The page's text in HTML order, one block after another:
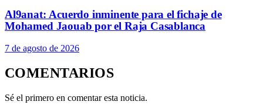
Al9anat: Acuerdo inminente para el fichaje de
Mohamed Jaouab por el Raja Casablanca
7 de agosto de 2026
COMENTARIOS
Sé el primero en comentar esta noticia.